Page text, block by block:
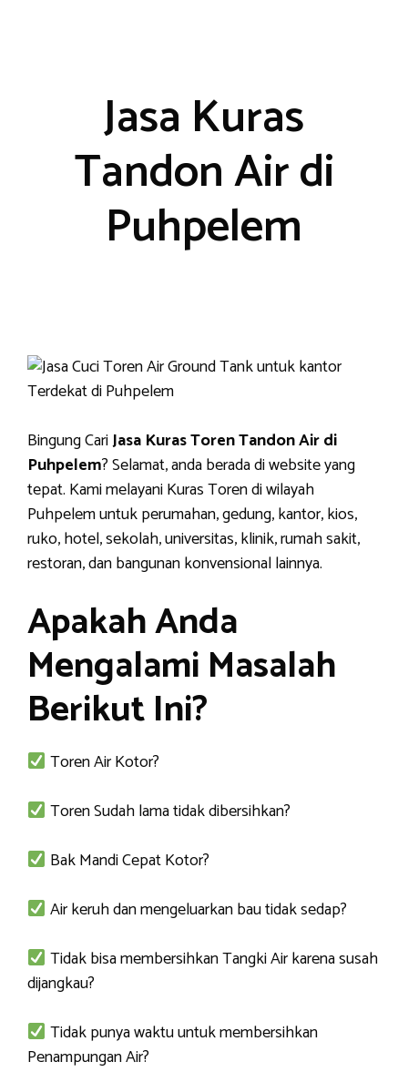
Jasa Kuras
Tandon Air di
Puhpelem
Bingung CariJasa Kuras Toren Tandon Air di
Puhpelem? Selamat, anda berada di website yang
tepat. Kami melayani Kuras Toren di wilayah
Puhpelem untuk perumahan, gedung, kantor, kios,
ruko, hotel, sekolah, universitas, klinik, rumah sakit,
restoran, dan bangunan konvensional lainnya.
Apakah Anda
Mengalami Masalah
Berikut Ini?
Toren Air Kotor?
Toren Sudah lama tidak dibersihkan?
Bak Mandi Cepat Kotor?
Air keruh dan mengeluarkan bau tidak sedap?
Tidak bisa membersihkan Tangki Air karena susah
dijangkau?
Tidak punya waktu untuk membersihkan
Penampungan Air?